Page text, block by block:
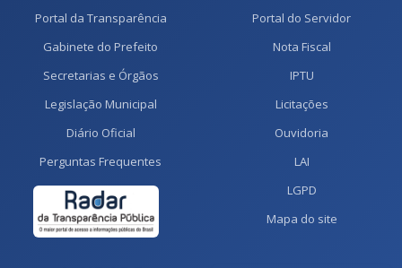
Portal da Transparência
Gabinete do Prefeito
Secretarias e Órgãos
Legislação Municipal
Diário Oficial
Perguntas Frequentes
Portal do Servidor
Nota Fiscal
IPTU
Licitações
Ouvidoria
LAI
LGPD
Mapa do site